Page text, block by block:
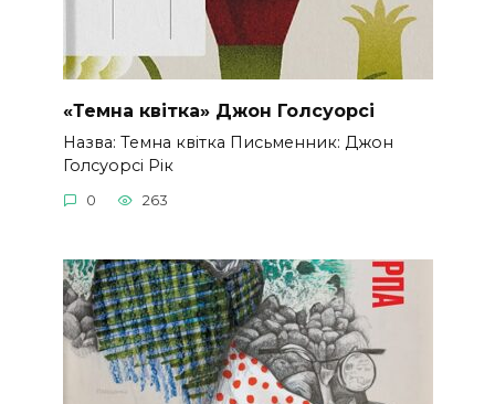
«Темна квітка» Джон Голсуорсі
Назва: Темна квітка Письменник: Джон
Голсуорсі Рік
0 263